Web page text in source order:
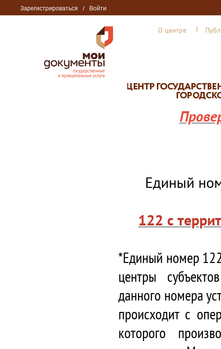
Зарегистрироваться / Войти
О центре
Единый
122 с
*Единый номер
центры
данного номера
происходит с
которого